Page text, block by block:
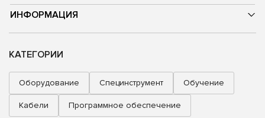
ИНФОРМАЦИЯ
КАТЕГОРИИ
Оборудование Специнструмент Обучение
Кабели Программное обеспечение